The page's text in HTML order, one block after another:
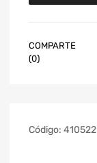
COMPARTE
(0)
Código: 410522